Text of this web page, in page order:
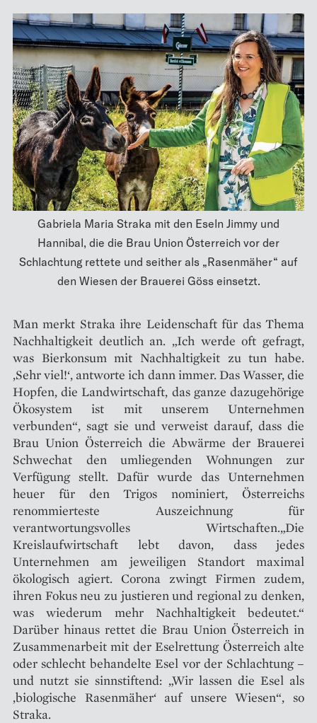
Gabriela Maria Straka mit den Eseln Jimmy und
Hannibal, die die Brau Union Österreich vor der
Schlachtung rettete und seither als „Rasenmäher“ auf
den Wiesen der Brauerei Göss einsetzt.
Man merkt Straka ihre Leidenschaft für das Thema
Nachhaltigkeit deutlich an. „Ich werde oft gefragt,
was Bierkonsum mit Nachhaltigkeit zu tun habe.
‚Sehr viel!‘, antworte ich dann immer. Das Wasser, die
Hopfen, die Landwirtschaft, das ganze dazugehörige
Ökosystem ist mit unserem Unternehmen
verbunden“, sagt sie und verweist darauf, dass die
Brau Union Österreich die Abwärme der Brauerei
Schwechat den umliegenden Wohnungen zur
Verfügung stellt. Dafür wurde das Unternehmen
heuer für den Trigos nominiert, Österreichs
renommierteste Auszeichnung für
verantwortungsvolles Wirtschaften.„Die
Kreislaufwirtschaft lebt davon, dass jedes
Unternehmen am jeweiligen Standort maximal
ökologisch agiert. Corona zwingt Firmen zudem,
ihren Fokus neu zu justieren und regional zu denken,
was wiederum mehr Nachhaltigkeit bedeutet.“
Darüber hinaus rettet die Brau Union Österreich in
Zusammenarbeit mit der Eselrettung Österreich alte
oder schlecht behandelte Esel vor der Schlachtung –
und nutzt sie sinnstiftend: „Wir lassen die Esel als
‚biologische Rasenmäher‘ auf unsere Wiesen“, so
Straka.